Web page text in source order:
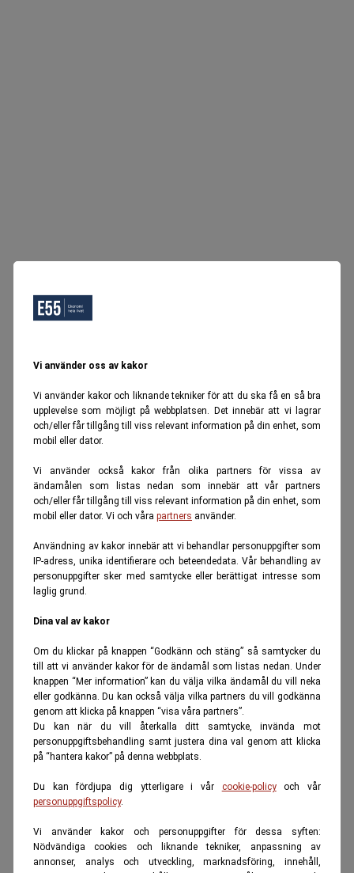
Vi använder oss av kakor
Vi använder kakor och liknande tekniker för att du ska få en så bra
upplevelse som möjligt på webbplatsen. Det innebär att vi lagrar
och/eller får tillgång till viss relevant information på din enhet, som
mobil eller dator.
Vi använder också kakor från olika partners för vissa av
ändamålen som listas nedan som innebär att vår partners
och/eller får tillgång till viss relevant information på din enhet, som
mobil eller dator. Vi och våra partners använder.
Användning av kakor innebär att vi behandlar personuppgifter som
IP-adress, unika identifierare och beteendedata. Vår behandling av
personuppgifter sker med samtycke eller berättigat intresse som
laglig grund.
Dina val av kakor
Om du klickar på knappen “Godkänn och stäng” så samtycker du
till att vi använder kakor för de ändamål som listas nedan. Under
knappen “Mer information” kan du välja vilka ändamål du vill neka
eller godkänna. Du kan också välja vilka partners du vill godkänna
genom att klicka på knappen “visa våra partners”.
Du kan när du vill återkalla ditt samtycke, invända mot
personuppgiftsbehandling samt justera dina val genom att klicka
på “hantera kakor” på denna webbplats.
Du kan fördjupa dig ytterligare i vår cookie-policyoch vår
personuppgiftspolicy.
Vi använder kakor och personuppgifter för dessa syften:
Nödvändiga cookies och liknande tekniker, anpassning av
annonser, analys och utveckling, marknadsföring, innehåll,